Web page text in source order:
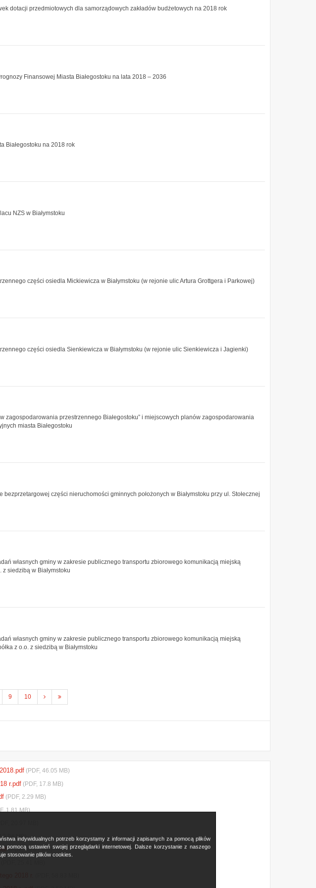
indywidualnych potrzeb korzystamy z informacji zapisanych za pomocą plików
ustawień swojej przeglądarki internetowej. Dalsze korzystanie z naszego
stosowanie plików cookies.
dotacji przedmiotowych dla samorządowych zakładów budżetowych na 2018 rok
Finansowej Miasta Białegostoku na lata 2018 – 2036
Białegostoku na 2018 rok
NZS w Białymstoku
części osiedla Mickiewicza w Białymstoku (w rejonie ulic Artura Grottgera i Parkowej)
części osiedla Sienkiewicza w Białymstoku (w rejonie ulic Sienkiewicza i Jagienki)
zagospodarowania przestrzennego Białegostoku” i miejscowych planów zagospodarowania
miasta Białegostoku
części nieruchomości gminnych położonych w Białymstoku przy ul. Stołecznej
własnych gminy w zakresie publicznego transportu zbiorowego komunikacją miejską
z siedzibą w Białymstoku
własnych gminy w zakresie publicznego transportu zbiorowego komunikacją miejską
z o.o. z siedzibą w Białymstoku
9 10
Następna
strona
Ostatnia
strona
(PDF, 46.05 MB)
r.pdf (PDF, 17.8 MB)
(PDF, 2.29 MB)
1.81 MB)
MB)
(PDF, 30.07 MB)